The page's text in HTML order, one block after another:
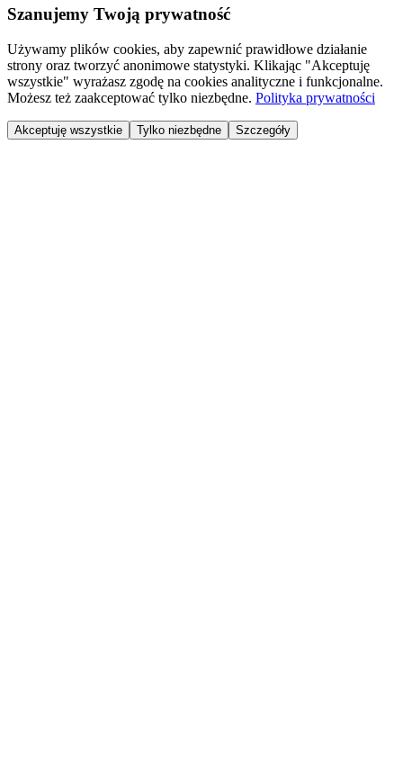
Szanujemy Twoją prywatność
Używamy plików cookies, aby zapewnić prawidłowe działanie
strony oraz tworzyć anonimowe statystyki. Klikając "Akceptuję
wszystkie" wyrażasz zgodę na cookies analityczne i funkcjonalne.
Możesz też zaakceptować tylko niezbędne. Polityka prywatności
Akceptuję wszystkie Tylko niezbędne Szczegóły